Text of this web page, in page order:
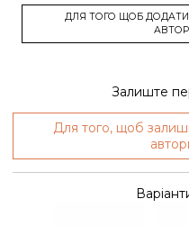
ДЛЯ ТОГО ЩОБ ДОДАТИ
Залиште
Для того, щоб